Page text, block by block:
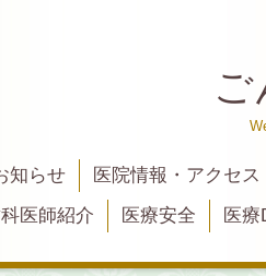
ご
知らせ 医院情報・アクセス
医師紹介
医療安全 医療